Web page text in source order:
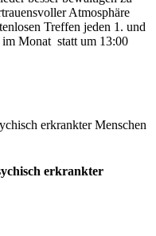
Atmosphäre
Treffen jeden 1. und
im Monat statt um 13:00
erkrankter